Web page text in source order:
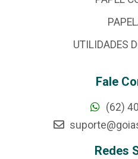
UTILIDADES
Fale
(62)
Redes